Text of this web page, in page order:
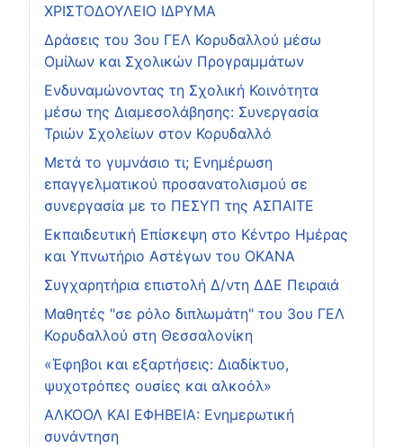
ΧΡΙΣΤΟΔΟΥΛΕΙΟ ΙΔΡΥΜΑ
Δράσεις του 3ου ΓΕΛ Κορυδαλλού μέσω
Ομίλων και Σχολικών Προγραμμάτων
Ενδυναμώνοντας τη Σχολική Κοινότητα
μέσω της Διαμεσολάβησης: Συνεργασία
Τριών Σχολείων στον Κορυδαλλό
Μετά το γυμνάσιο τι; Ενημέρωση
επαγγελματικού προσανατολισμού σε
συνεργασία με το ΠΕΣΥΠ της ΑΣΠΑΙΤΕ
Εκπαιδευτική Επίσκεψη στο Κέντρο Ημέρας
και Υπνωτήριο Αστέγων του ΟΚΑΝΑ
Συγχαρητήρια επιστολή Δ/ντη ΔΔΕ Πειραιά
Μαθητές "σε ρόλο διπλωμάτη" του 3ου ΓΕΛ
Κορυδαλλού στη Θεσσαλονίκη
«Έφηβοι και εξαρτήσεις: Διαδίκτυο,
ψυχοτρόπες ουσίες και αλκοόλ»
ΑΛΚΟΟΛ ΚΑΙ ΕΦΗΒΕΙΑ: Ενημερωτική
συνάντηση